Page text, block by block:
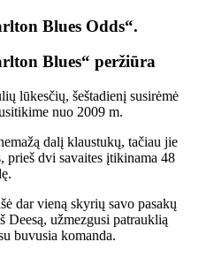
Blues Odds“.
Blues“ peržiūra
lūkesčių, šeštadienį susirėmė
nuo 2009 m.
dalį klaustukų, tačiau jie
prieš dvi savaites įtikinama 48
dar vieną skyrių savo pasakų
Deesą, užmezgusi patrauklią
buvusia komanda.